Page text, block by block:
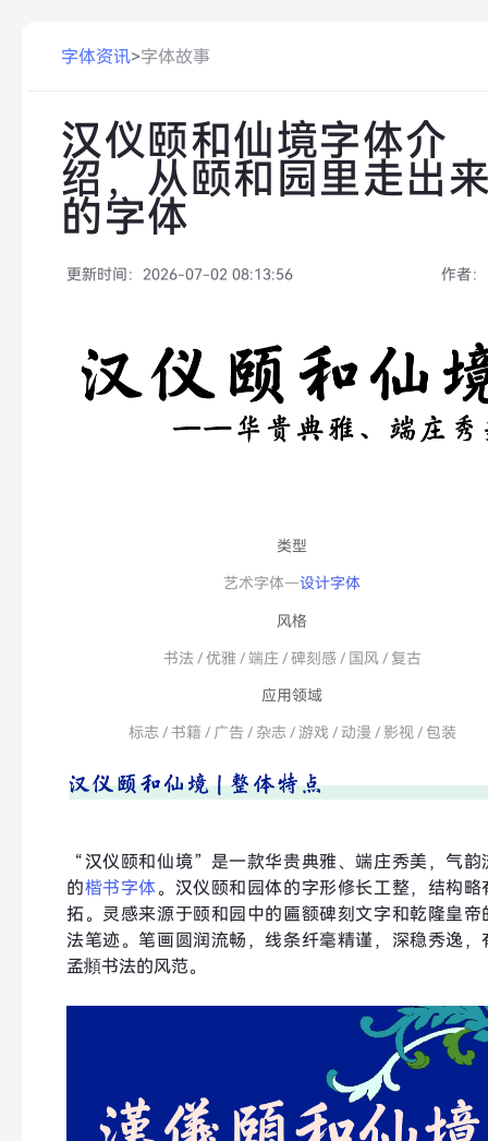
字体资讯>字体故事
汉仪颐和仙境字体介
绍，从颐和园里走出
的字体
更新时间： 2026-07-02 08:13:56 作者：
类型
艺术字体－设计字体
风格
书法 / 优雅 / 端庄 / 碑刻感 / 国风 / 复古
应用领域
标志 / 书籍 / 广告 / 杂志 / 游戏 / 动漫 / 影视 / 包装
“汉仪颐和仙境”是一款华贵典雅、端庄秀美，气韵
的楷书字体。汉仪颐和园体的字形修长工整，结构略
拓。灵感来源于颐和园中的匾额碑刻文字和乾隆皇帝
法笔迹。笔画圆润流畅，线条纤毫精谨，深稳秀逸，
孟頫书法的风范。